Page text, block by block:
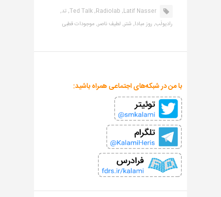
Latif Nasser,
Radiolab,
Ted Talk, تد,
رادیولَب, روز مبادا, شتر, لطیف ناصر, موجودات قطبی
با من در شبکه‌های اجتماعی همراه باشید: